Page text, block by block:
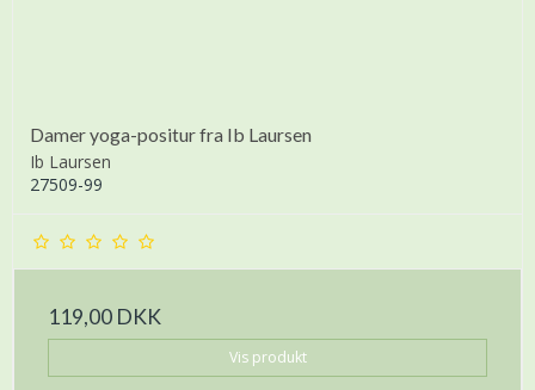
Damer yoga-positur fra Ib Laursen
Ib Laursen
27509-99
119,00 DKK
Vis produkt